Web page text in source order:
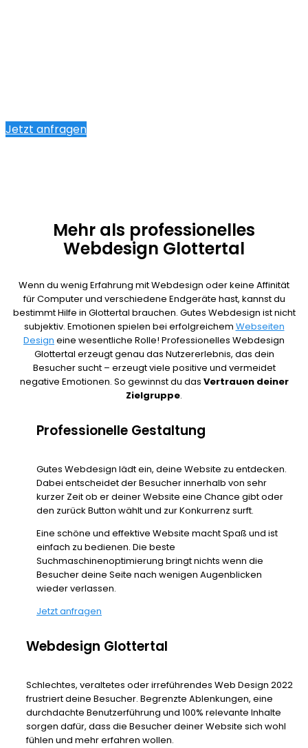
Jetzt anfragen
Mehr als professionelles
Webdesign Glottertal
Wenn du wenig Erfahrung mit Webdesign oder keine Affinität
für Computer und verschiedene Endgeräte hast, kannst du
bestimmt Hilfe in Glottertal brauchen. Gutes Webdesign ist nicht
subjektiv. Emotionen spielen bei erfolgreichem Webseiten
Design eine wesentliche Rolle! Professionelles Webdesign
Glottertal erzeugt genau das Nutzererlebnis, das dein
Besucher sucht – erzeugt viele positive und vermeidet
negative Emotionen. So gewinnst du das Vertrauen deiner
Zielgruppe.
Professionelle Gestaltung
Gutes Webdesign lädt ein, deine Website zu entdecken.
Dabei entscheidet der Besucher innerhalb von sehr
kurzer Zeit ob er deiner Website eine Chance gibt oder
den zurück Button wählt und zur Konkurrenz surft.
Eine schöne und effektive Website macht Spaß und ist
einfach zu bedienen. Die beste
Suchmaschinenoptimierung bringt nichts wenn die
Besucher deine Seite nach wenigen Augenblicken
wieder verlassen.
Jetzt anfragen
Webdesign Glottertal
Schlechtes, veraltetes oder irreführendes Web Design 2022
frustriert deine Besucher. Begrenzte Ablenkungen, eine
durchdachte Benutzerführung und 100% relevante Inhalte
sorgen dafür, dass die Besucher deiner Website sich wohl
fühlen und mehr erfahren wollen.